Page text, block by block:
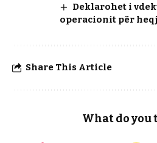
Deklarohet i
operacionit për
Share This Article
What do you